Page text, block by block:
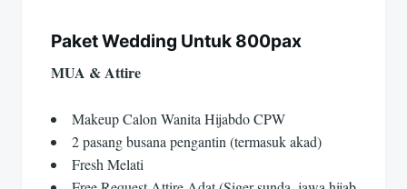
Paket Wedding Untuk 800pax
MUA & Attire
Makeup Calon Wanita Hijabdo CPW
2 pasang busana pengantin (termasuk akad)
Fresh Melati